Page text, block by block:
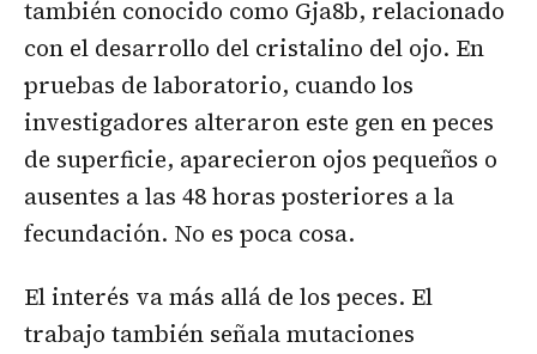
también conocido como Gja8b, relacionado
con el desarrollo del cristalino del ojo. En
pruebas de laboratorio, cuando los
investigadores alteraron este gen en peces
de superficie, aparecieron ojos pequeños o
ausentes a las 48 horas posteriores a la
fecundación. No es poca cosa.
El interés va más allá de los peces. El
trabajo también señala mutaciones